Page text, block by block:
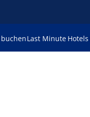
Last Minute Hotels